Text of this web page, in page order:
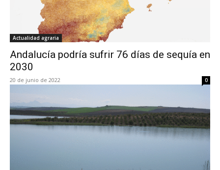
Actualidad agraria
Andalucía podría sufrir 76 días de sequía en
2030
20 de junio de 2022 0